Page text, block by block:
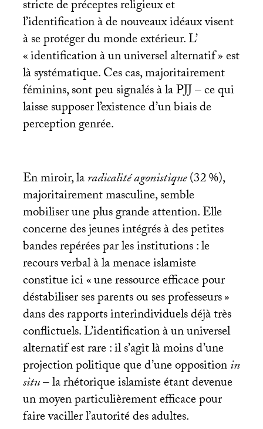
stricte de préceptes religieux et
l’identification à de nouveaux idéaux visent
à se protéger du monde extérieur. L’
«identification à un universel alternatif» est
là systématique. Ces cas, majoritairement
féminins, sont peu signalés à laPJJ– ce qui
laisse supposer l’existence d’un biais de
perception genrée.
En miroir, laradicalité agonistique(32%),
majoritairement masculine, semble
mobiliser une plus grande attention. Elle
concerne des jeunes intégrés à des petites
bandes repérées par les institutions : le
recours verbal à la menace islamiste
constitue ici «une ressource efficace pour
déstabiliser ses parents ou ses professeurs»
dans des rapports interindividuels déjà très
conflictuels. L’identification à un universel
alternatif est rare : il s’agit là moins d’une
projection politique que d’une oppositionin
situ– la rhétorique islamiste étant devenue
un moyen particulièrement efficace pour
faire vaciller l’autorité des adultes.